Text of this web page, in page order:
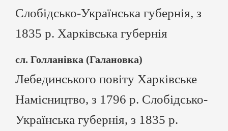
Слобідсько-Українська губернія, з
1835 р. Харківська губернія
сл. Голланівка (Галановка)
Лебединського повіту Харківське
Намісництво, з 1796 р. Слобідсько-
Українська губернія, з 1835 р.